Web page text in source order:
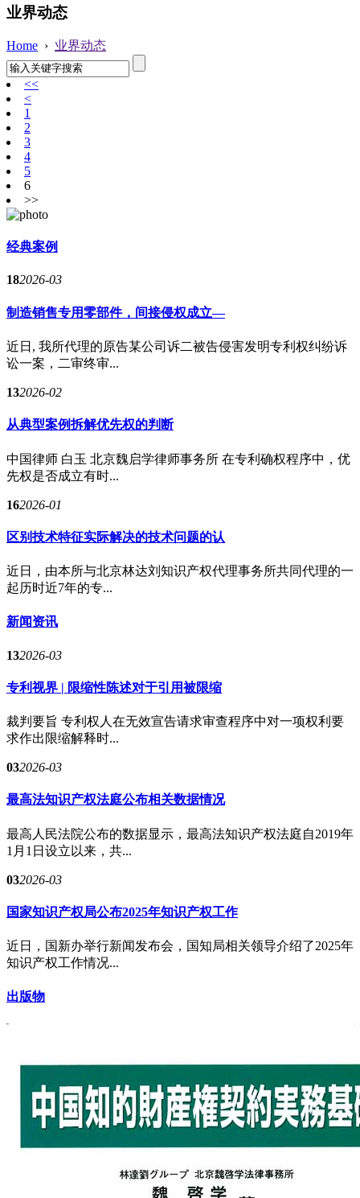
业界动态
Home › 业界动态
<<
<
1
2
3
4
5
6
>>
经典案例
182026-03
制造销售专用零部件，间接侵权成立—
近日, 我所代理的原告某公司诉二被告侵害发明专利权纠纷诉
讼一案，二审终审...
132026-02
从典型案例拆解优先权的判断
中国律师 白玉 北京魏启学律师事务所 在专利确权程序中，优
先权是否成立有时...
162026-01
区别技术特征实际解决的技术问题的认
近日，由本所与北京林达刘知识产权代理事务所共同代理的一
起历时近7年的专...
新闻资讯
132026-03
专利视界 | 限缩性陈述对于引用被限缩
裁判要旨 专利权人在无效宣告请求审查程序中对一项权利要
求作出限缩解释时...
032026-03
最高法知识产权法庭公布相关数据情况
最高人民法院公布的数据显示，最高法知识产权法庭自2019年
1月1日设立以来，共...
032026-03
国家知识产权局公布2025年知识产权工作
近日，国新办举行新闻发布会，国知局相关领导介绍了2025年
知识产权工作情况...
出版物